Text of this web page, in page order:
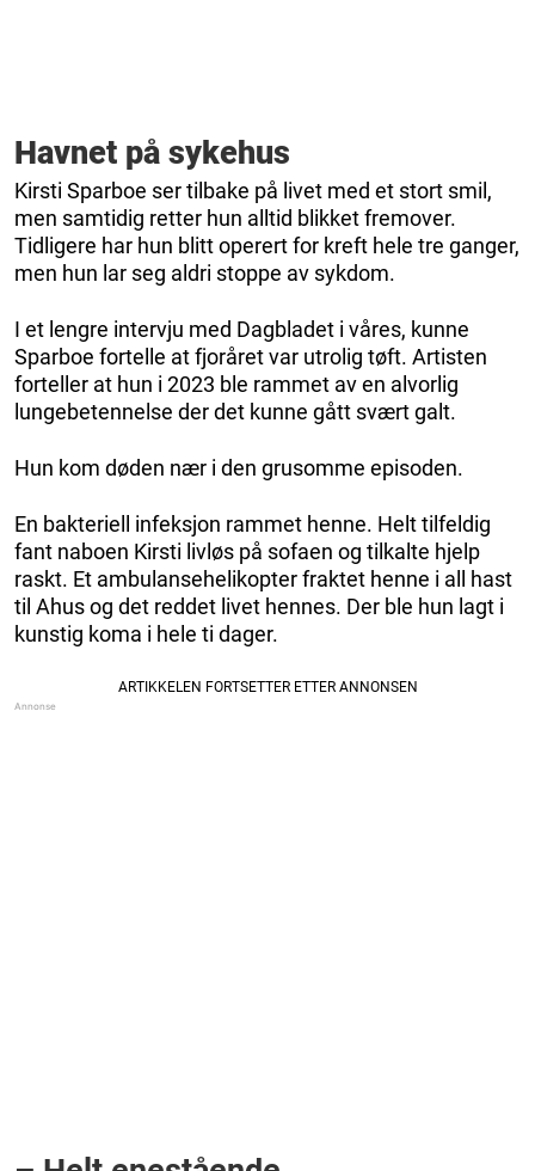
Havnet på sykehus
Kirsti Sparboe ser tilbake på livet med et stort smil,
men samtidig retter hun alltid blikket fremover.
Tidligere har hun blitt operert for kreft hele tre ganger,
men hun lar seg aldri stoppe av sykdom.
I et lengre intervju med Dagbladet i våres, kunne
Sparboe fortelle at fjoråret var utrolig tøft. Artisten
forteller at hun i 2023 ble rammet av en alvorlig
lungebetennelse der det kunne gått svært galt.
Hun kom døden nær i den grusomme episoden.
En bakteriell infeksjon rammet henne. Helt tilfeldig
fant naboen Kirsti livløs på sofaen og tilkalte hjelp
raskt. Et ambulansehelikopter fraktet henne i all hast
til Ahus og det reddet livet hennes. Der ble hun lagt i
kunstig koma i hele ti dager.